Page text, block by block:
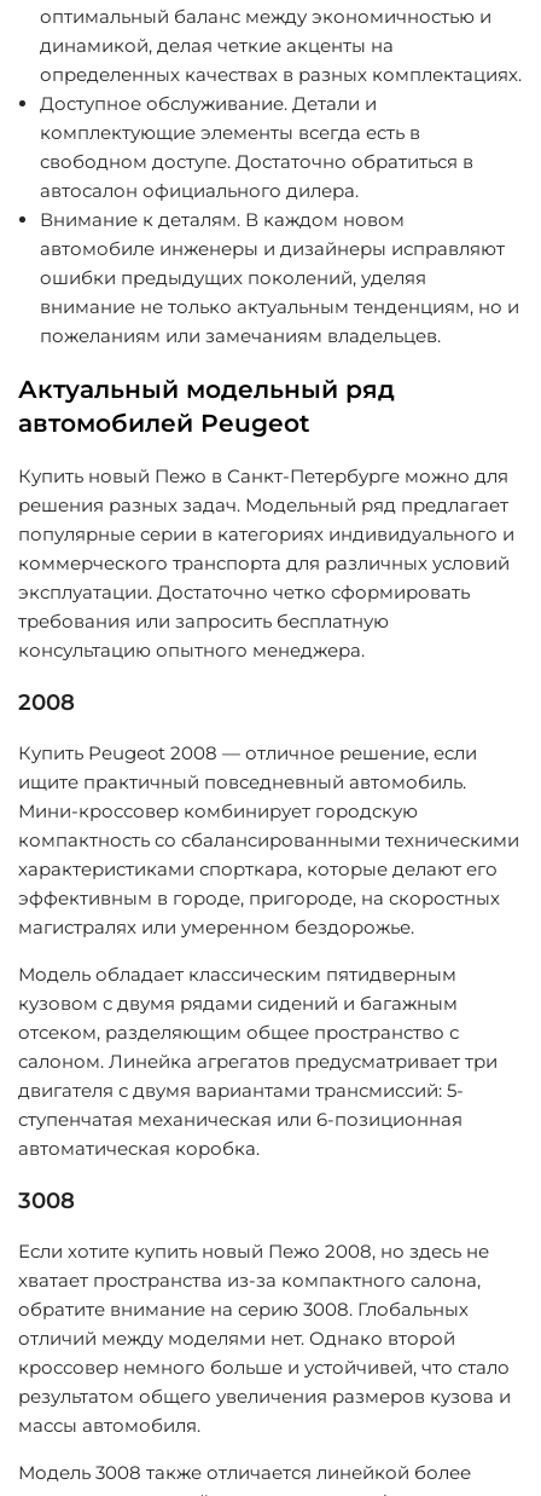
оптимальный баланс между экономичностью и
динамикой, делая четкие акценты на
определенных качествах в разных комплектациях.
Доступное обслуживание. Детали и
комплектующие элементы всегда есть в
свободном доступе. Достаточно обратиться в
автосалон официального дилера.
Внимание к деталям. В каждом новом
автомобиле инженеры и дизайнеры исправляют
ошибки предыдущих поколений, уделяя
внимание не только актуальным тенденциям, но и
пожеланиям или замечаниям владельцев.
Актуальный модельный ряд
автомобилей Peugeot
Купить новый Пежо в Санкт-Петербурге можно для
решения разных задач. Модельный ряд предлагает
популярные серии в категориях индивидуального и
коммерческого транспорта для различных условий
эксплуатации. Достаточно четко сформировать
требования или запросить бесплатную
консультацию опытного менеджера.
2008
Купить Peugeot 2008 — отличное решение, если
ищите практичный повседневный автомобиль.
Мини-кроссовер комбинирует городскую
компактность со сбалансированными техническими
характеристиками спорткара, которые делают его
эффективным в городе, пригороде, на скоростных
магистралях или умеренном бездорожье.
Модель обладает классическим пятидверным
кузовом с двумя рядами сидений и багажным
отсеком, разделяющим общее пространство с
салоном. Линейка агрегатов предусматривает три
двигателя с двумя вариантами трансмиссий: 5-
ступенчатая механическая или 6-позиционная
автоматическая коробка.
3008
Если хотите купить новый Пежо 2008, но здесь не
хватает пространства из-за компактного салона,
обратите внимание на серию 3008. Глобальных
отличий между моделями нет. Однако второй
кроссовер немного больше и устойчивей, что стало
результатом общего увеличения размеров кузова и
массы автомобиля.
Модель 3008 также отличается линейкой более